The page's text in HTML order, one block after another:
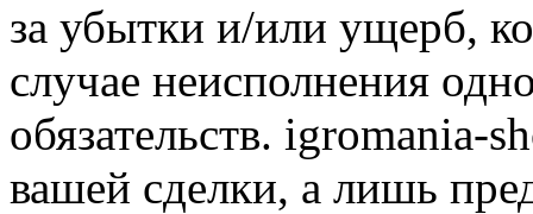
за убытки и/или ущерб,
случае неисполнения
обязательств. igromania-
вашей сделки, а лишь